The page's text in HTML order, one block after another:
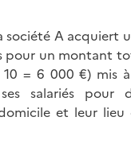
société A acquiert
pour un montant
= 6 000 €) mis
salariés pour
et leur lieu